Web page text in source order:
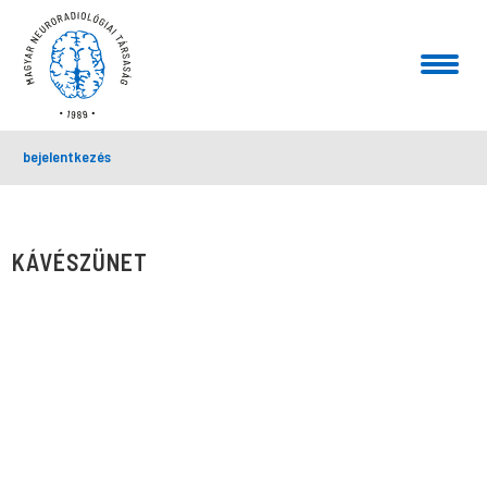
bejelentkezés
KÁVÉSZÜNET